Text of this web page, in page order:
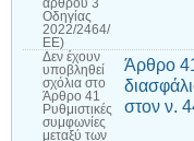
άρθρου 3
Οδηγίας
2022/2464/
ΕΕ)
Δεν έχουν
υποβληθεί
σχόλια στο
Άρθρο 41
Ρυθμιστικές
συμφωνίες
μεταξύ των
Άρθρο
στον ν.